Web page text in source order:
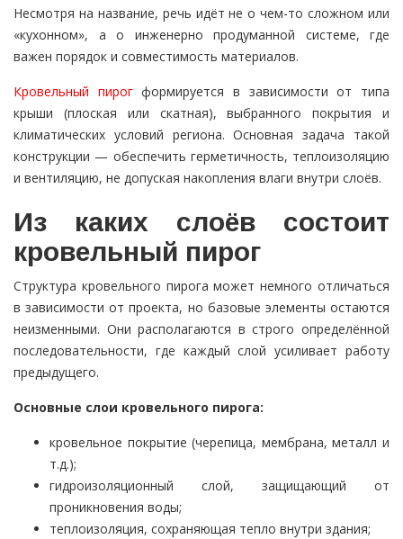
Несмотря на название, речь идёт не о чем-то сложном или
«кухонном», а о инженерно продуманной системе, где
важен порядок и совместимость материалов.
Кровельный пирогформируется в зависимости от типа
крыши (плоская или скатная), выбранного покрытия и
климатических условий региона. Основная задача такой
конструкции — обеспечить герметичность, теплоизоляцию
и вентиляцию, не допуская накопления влаги внутри слоёв.
Из каких слоёв состоит
кровельный пирог
Структура кровельного пирога может немного отличаться
в зависимости от проекта, но базовые элементы остаются
неизменными. Они располагаются в строго определённой
последовательности, где каждый слой усиливает работу
предыдущего.
Основные слои кровельного пирога:
кровельное покрытие (черепица, мембрана, металл и
т.д.);
гидроизоляционный слой, защищающий от
проникновения воды;
теплоизоляция, сохраняющая тепло внутри здания;